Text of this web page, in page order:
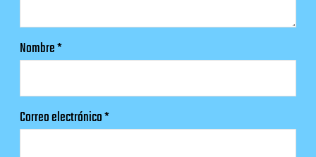
Nombre*
Correo electrónico*